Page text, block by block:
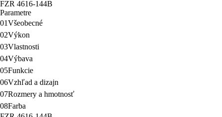
FZR 4616-144B
Parametre
01Všeobecné
02Výkon
03Vlastnosti
04Výbava
05Funkcie
06Vzhľad a dizajn
07Rozmery a hmotnosť
08Farba